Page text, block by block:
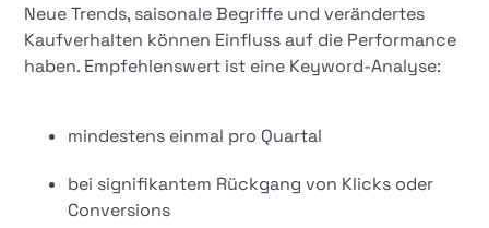
Neue Trends, saisonale Begriffe und verändertes
Kaufverhalten können Einfluss auf die Performance
haben. Empfehlenswert ist eine Keyword-Analyse:
mindestens einmal pro Quartal
bei signifikantem Rückgang von Klicks oder
Conversions